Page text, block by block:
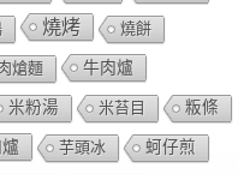
燒烤 燒餅
熗麵 牛肉爐
米粉湯 米苔目 粄條
芋頭冰 蚵仔煎